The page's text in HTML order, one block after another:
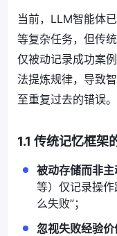
当前，LLM智能体
等复杂任务，但传
仅被动记录成功案
法提炼规律，导致
至重复过去的错误。
1.1 传统记忆框架
被动存储而非主
等）仅记录操作
么失败”；
忽视失败经验价